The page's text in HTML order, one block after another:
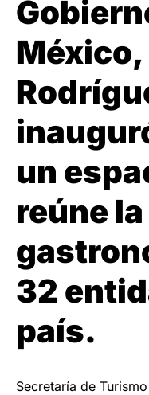
un
reúne
32
país.
Secretaría de